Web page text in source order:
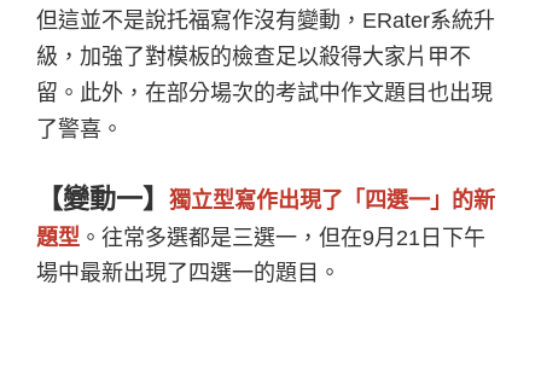
但這並不是說托福寫作沒有變動，ERater系統升
級，加強了對模板的檢查足以殺得大家片甲不
留。此外，在部分場次的考試中作文題目也出現
了警喜。
【變動一】
獨立型寫作出現了「四選一」的新
題型 。往常多選都是三選一，但在9月21日下午
場中最新出現了四選一的題目。